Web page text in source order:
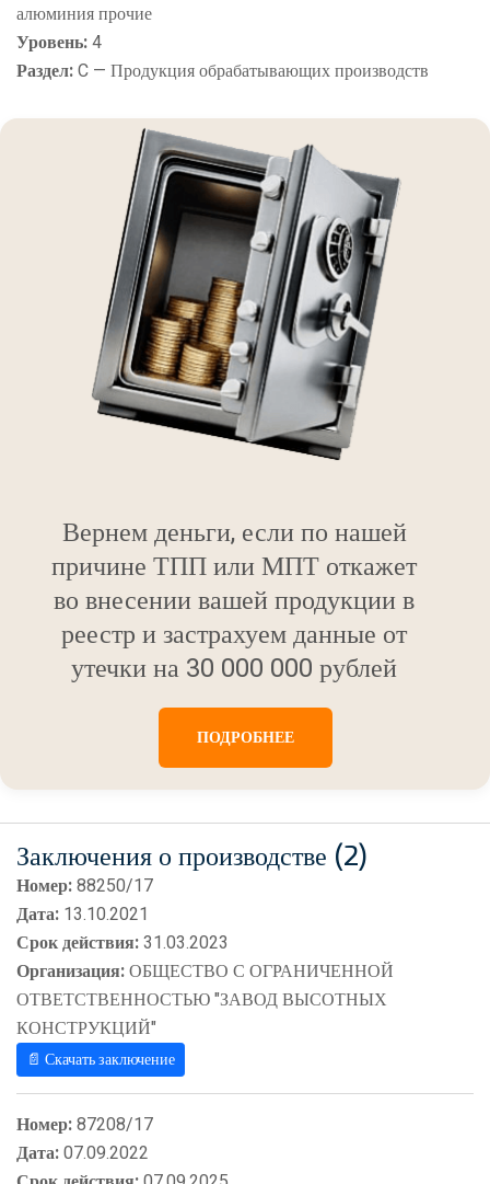
алюминия прочие
Уровень:4
Раздел:C — Продукция обрабатывающих производств
Вернем деньги, если по нашей
причине ТПП или МПТ откажет
во внесении вашей продукции в
реестр и застрахуем данные от
утечки на 30 000 000 рублей
ПОДРОБНЕЕ
Заключения о производстве (2)
Номер:88250/17
Дата: 13.10.2021
Срок действия:31.03.2023
Организация:ОБЩЕСТВО С ОГРАНИЧЕННОЙ
ОТВЕТСТВЕННОСТЬЮ "ЗАВОД ВЫСОТНЫХ
КОНСТРУКЦИЙ"
📄 Скачать заключение
Номер:87208/17
Дата:07.09.2022